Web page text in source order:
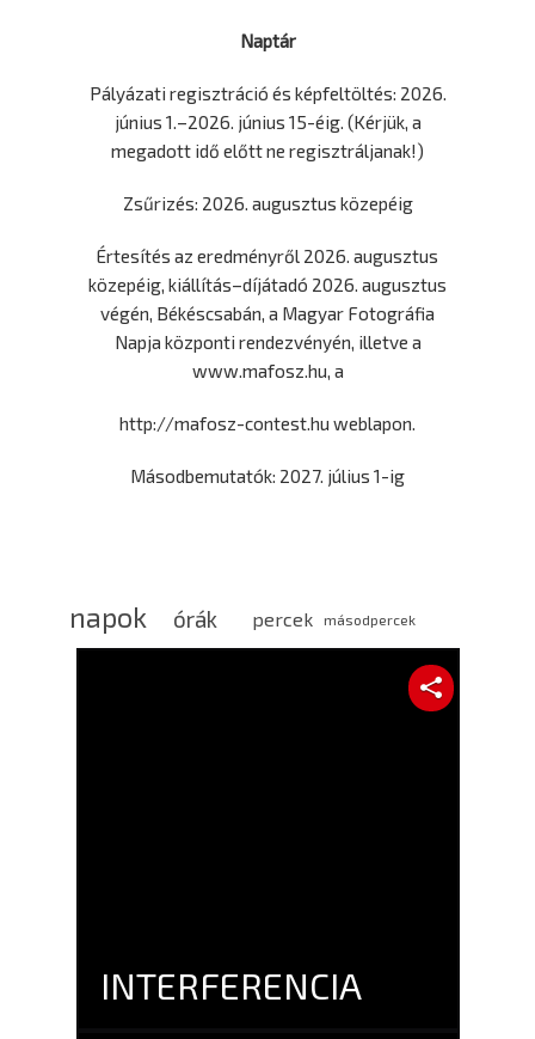
Naptár
Pályázati regisztráció és képfeltöltés: 2026.
június 1.–2026. június 15-éig. (Kérjük, a
megadott idő előtt ne regisztráljanak!)
Zsűrizés: 2026. augusztus közepéig
Értesítés az eredményről 2026. augusztus
közepéig, kiállítás–díjátadó 2026. augusztus
végén, Békéscsabán, a Magyar Fotográfia
Napja központi rendezvényén, illetve a
www.mafosz.hu, a
http://mafosz-contest.hu weblapon.
Másodbemutatók: 2027. július 1-ig
napok órák percek másodpercek
INTERFERENCIA